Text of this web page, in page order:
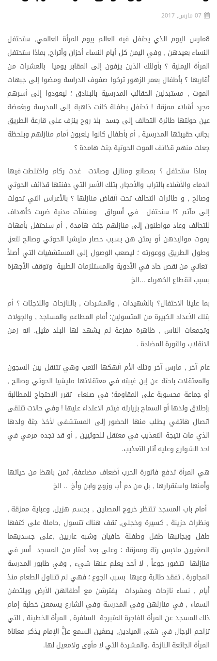
07 مارس, 2017
8مارس اليوم الذي يحتفل فيه العالم بيوم المرأة العالمي, ستحتفل
النساء بعيدهن , وفي اليمن كل أيام النساء أحزان وأتراح, بماذا ستحتفل
المرأة اليمنية ؟ بأولئك الذين يزفون إلى المقابر يوميا بالعشرات من
أقاربها ؟ بأطفال بعمر الزهورتركوا صفوف الدراسة ومضوا إلى جبهات
الموت , مستبدلين الحقائب المدرسية بالبنادق ؛ ليعودوا إلى أسرهم
مجرد أشلاء ممزقة ! تحتفل بطفلة كانت ذاهبة إلى المدرسة وبغمضة
عين حولتها طائرة التحالف إلى جسد بلا روح ينزف على قارعة الطريق
بجانبحقيبتها المدرسية , أم بأطفال كانوا يلعبونأمام منازلهم وبلحظة
جعلت منهم قذائف الموت الحوثيةجثث هامدة ؟
بماذا ستحتفل ؟ بمصانع ومنازل وصالات غدت ركام واختلطت فيها
الدماء والأشلاء بالتراب والأحجار, بتلك الأسر التي دفنتها قذائف الحوثي
وصالح , و طائرات التحالف تحت أنقاض منازلها ؟ بالأعراس التي تحولت
إلى مآتم ؟! سنحتفل في أسواق ومنشآت مدنية ضربت كأهداف
للتحالف وعاد مواطنون إلى منازلهم جثث هامدة , أم سنحتفل بأمهات
يموت مواليدهن أو يمتن هن بسبب حصار مليشيا الحوثي وصالح لتعز,
وطول الطريق ووعورته ؛ ليصعب الوصول إلى المستشفيات التي أصلاً
تعاني من نقص حاد في الأدوية والمستلزمات الطبية وتوقف الأجهزة
بسبب انقطاع الكهرباء ...الخ
بما علينا الاحتفال؟ بالشهيدات , والمشردات , بالنازحات واللاجئات ؟ أم
بتلك الأعداد الكبيرة من المتسولين؛ أمام المطاعم والمساجد , والجولات
وتجمعات الناس , ظاهرة مفزعة لم يشهد لها البلد مثيل. انه زمن
الانقلاب والثورة المضادة .
عام آخر , مارس آخر وتلك الأم أنهكها التعب وهي تتنقل بين السجون
والمعتقلات باحثة عن إبن غيبته في معتقلاتها مليشيا الحوثي وصالح ,
أو جماعة محسوبة على المقاومة؛ في صنعاء تقرر الاحتجاج للمطالبة
بإطلاق ولدهاأو السماحبزيارته فيتم الاعتداءعليها ! وفيحالاتتتلقى
اتصال هاتفي يطلب منها الحضور إلى المستشفى لأخذ جثة ولدها
الذي مات نتيجة التعذيب في معتقل للحوثيين , أو قد تجده مرمي في
احدالشوارع وعليهآثارالتعذيب.
هي المرأة تدفع فاتورة الحرب أضعاف مضاعفة,ثمن باهظ من حياتها
وأمنها واستقرارها , بل مندمأب وزوجوابن وأخ .. الخ
أمام باب المسجد تنتظر خروج المصلين , بجسم هزيل, وعباية ممزقة ,
ونظرات حزينة , كسيرة وخجلى,تقف هناك تتسول ,حاملة على كتفها
طفل وبجانبها طفل وطفلة حافيان وشبه عاريين ,على جسديهما
الصغيرين ملابس رثة وممزقة ؛ وعلى بعد أمتار من المسجد أسر في
منازلها تتضور جوعاً ,لا أحد يعلم عنها شيء , وفي طابور المدرسة
المجاورة ,تفقدطالبة وعيها بسبب الجوع ؛ فهي لمتتناول الطعام منذ
أيام , نساء نازحات ومشردات يفترشن مع أطفالهن الأرض ويلتحفن
السماء , في منازلهن وفي المدرسة وفي الشارع يسمعن خطبة إمام
ذلك المسجدعن المرأة الفاجرة المتبرجة السافرة , المرأة الخطيئة , التي
تزاحم الرجال في شتى الميادين, يصغين السمع علَّ الإمام يذكر معاناة
المرأة الجائعة النازحة ،والمشردة التيلامأوى ولامعيل لها.